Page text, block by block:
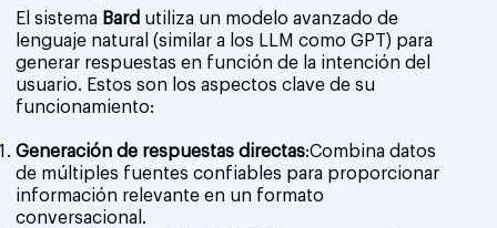
El sistema Bard utiliza un modelo avanzado de
lenguaje natural (similar a los LLM como GPT) para
generar respuestas en función de la intención del
usuario. Estos son los aspectos clave de su
funcionamiento:
Generación de respuestas directas:Combina datos
de múltiples fuentes confiables para proporcionar
información relevante en un formato
conversacional.